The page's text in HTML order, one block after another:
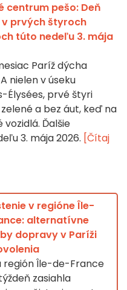
centrum pešo: Deň
v prvých štyroch
túto nedeľu 3. mája
Paríž dýcha
nielen v úseku
Élysées, prvé štyri
a bez áut, keď na
Ďalšie
3. mája 2026. [Čítaj
v regióne Île-
alternatívne
dopravy v Paríži
región Île-de-France
zasiahla